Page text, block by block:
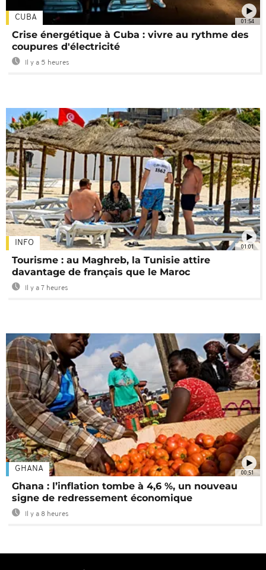
01:54
CUBA
Crise énergétique à Cuba : vivre au rythme des
coupures d'électricité
Il y a 5 heures
01:01
INFO
Tourisme : au Maghreb, la Tunisie attire
davantage de français que le Maroc
Il y a 7 heures
00:51
GHANA
Ghana : l’inflation tombe à 4,6 %, un nouveau
signe de redressement économique
Il y a 8 heures